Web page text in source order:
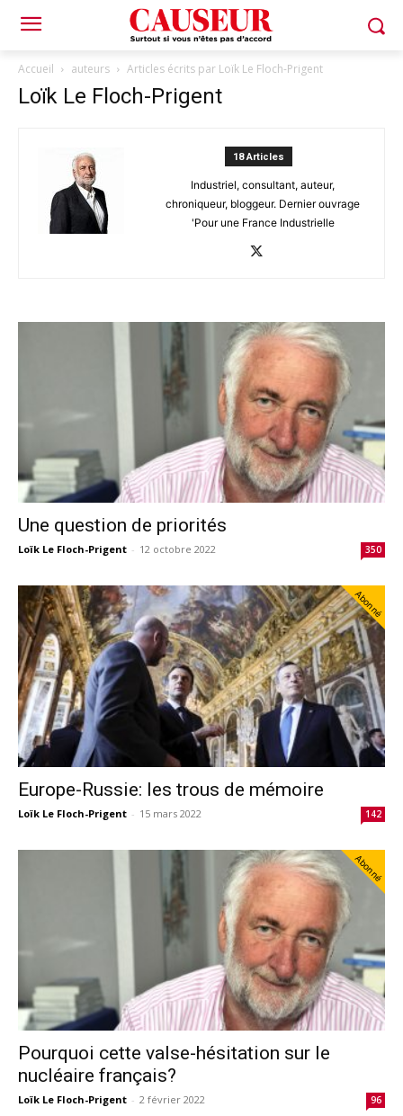
Accueil auteurs Articles écrits par Loïk Le Floch-Prigent
Loïk Le Floch-Prigent
18 Articles
Industriel, consultant, auteur,
chroniqueur, bloggeur. Dernier ouvrage
'Pour une France Industrielle
Une question de priorités
Loïk Le Floch-Prigent - 12 octobre 2022 350
Abonné
Europe-Russie: les trous de mémoire
Loïk Le Floch-Prigent - 15 mars 2022 142
Abonné
Pourquoi cette valse-hésitation sur le
nucléaire français?
Loïk Le Floch-Prigent - 2 février 2022 96